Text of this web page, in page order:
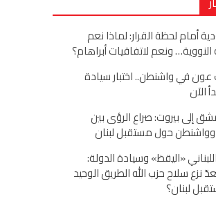
أمام لحظة القرار: لماذا نعم
ونعم لاتفاقيات أبراهام؟
في واشنطن.. اختبار سيادة
الآن
إلى بيروت: صراع الرؤى بين
حول مستقبل لبنان
«اليقظ» وسيادة الدولة:
نزع سلاح حزب الله الطريق الوحيد
لبنان؟